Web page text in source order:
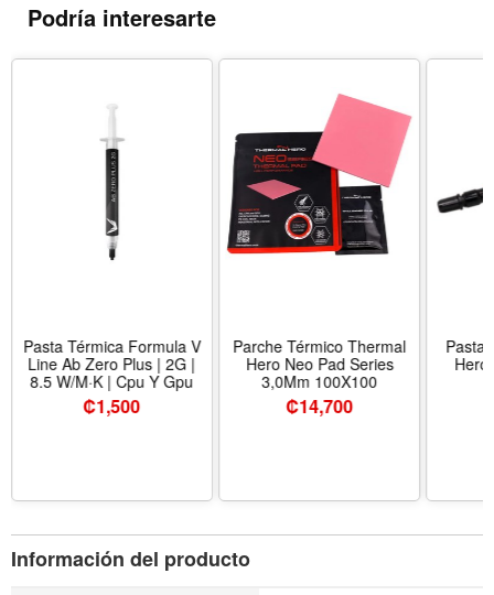
Podría interesarte
Pasta Térmica Formula V
Line Ab Zero Plus | 2G |
8.5 W/M·K | Cpu Y Gpu
₡1,500
Parche Térmico Thermal
Hero Neo Pad Series
3,0Mm 100X100
₡14,700
Pasta
Hero
Información del producto